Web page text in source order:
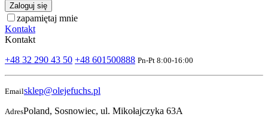
Zaloguj się
zapamiętaj mnie
Kontakt
Kontakt
+48 32 290 43 50 +48 601500888 Pn-Pt 8:00-16:00
Emailsklep@olejefuchs.pl
AdresPoland, Sosnowiec, ul. Mikołajczyka 63A